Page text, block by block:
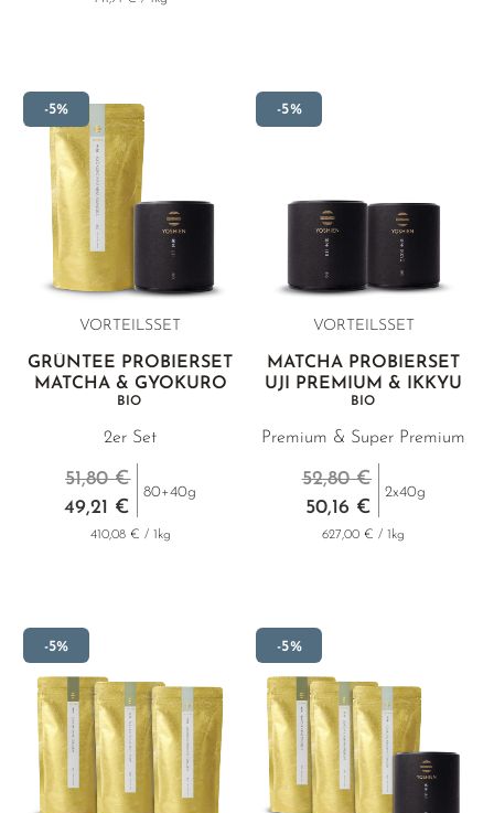
-5%
VORTEILSSET
GRÜNTEE PROBIERSET
MATCHA & GYOKURO
BIO
2er Set
49,21 €
51,80 €
80+40g
410,08 € / 1kg
-5%
VORTEILSSET
MATCHA PROBIERSET
UJI PREMIUM & IKKYU
BIO
Premium & Super Premium
50,16 €
52,80 €
2x40g
627,00 € / 1kg
-5% -5%